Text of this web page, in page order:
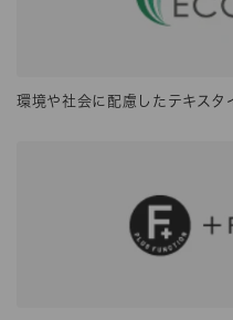
環境や社会に配慮したテキスタ